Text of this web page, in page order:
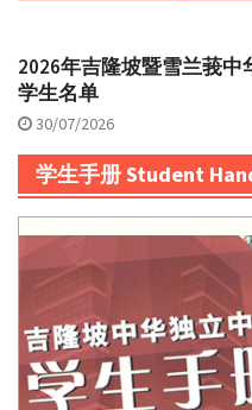
2026年吉隆坡暨雪兰莪
学生名单
30/07/2026
学生手册 Student